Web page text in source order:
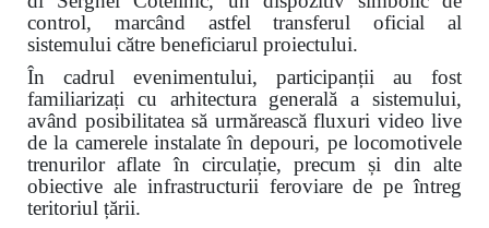
control, marcând astfel transferul oficial al
sistemului către beneficiarul proiectului.
În cadrul evenimentului, participanții au fost
familiarizați cu arhitectura generală a sistemului,
având posibilitatea să urmărească fluxuri video live
de la camerele instalate în depouri, pe locomotivele
trenurilor aflate în circulație, precum și din alte
obiective ale infrastructurii feroviare de pe întreg
teritoriul țării.